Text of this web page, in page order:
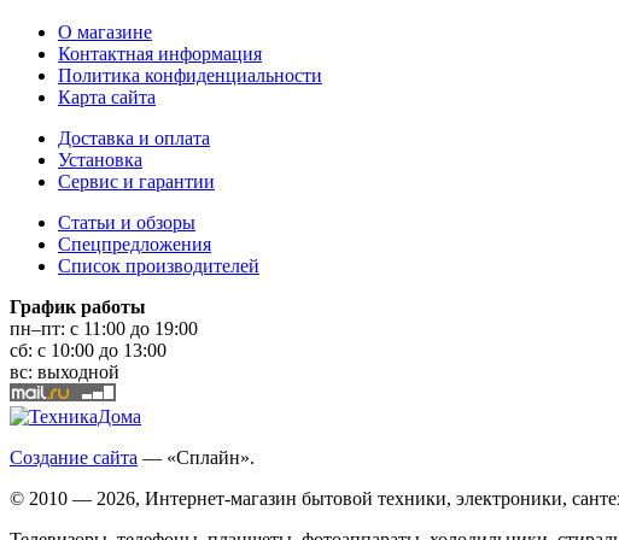
О магазине
Контактная информация
Политика конфиденциальности
Карта сайта
Доставка и оплата
Установка
Сервис и гарантии
Статьи и обзоры
Спецпредложения
Список производителей
График работы
пн–пт: с 11:00 до 19:00
сб: с 10:00 до 13:00
вс: выходной
Создание сайта — «Сплайн».
© 2010 — 2026, Интернет-магазин бытовой техники, электроники,